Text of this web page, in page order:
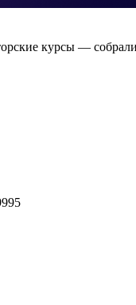
курсы —